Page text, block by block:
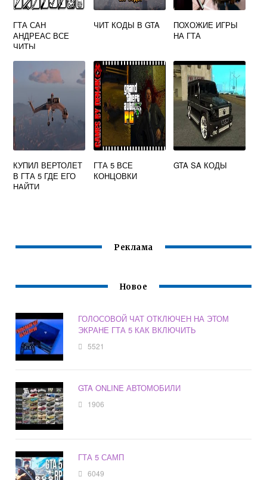
ГТА САН
АНДРЕАС ВСЕ
ЧИТЫ
ЧИТ КОДЫ В GTA
ПОХОЖИЕ ИГРЫ
НА ГТА
КУПИЛ ВЕРТОЛЕТ
В ГТА 5 ГДЕ ЕГО
НАЙТИ
ГТА 5 ВСЕ
КОНЦОВКИ
GTA SA КОДЫ
Реклама
Новое
ГОЛОСОВОЙ ЧАТ ОТКЛЮЧЕН НА ЭТОМ
ЭКРАНЕ ГТА 5 КАК ВКЛЮЧИТЬ
5521
GTA ONLINE АВТОМОБИЛИ
1906
ГТА 5 САМП
6049